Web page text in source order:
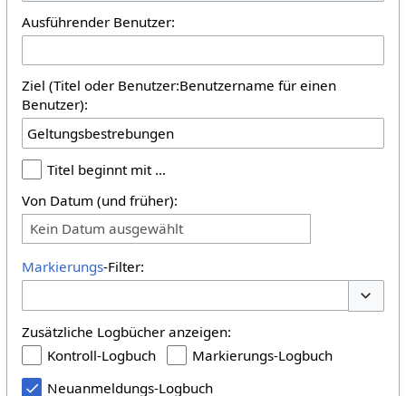
Ausführender Benutzer:
Ziel (Titel oder Benutzer:Benutzername für einen
Benutzer):
Titel beginnt mit …
Von Datum (und früher):
Kein Datum ausgewählt
Markierungs-Filter:
Zusätzliche Logbücher anzeigen:
Kontroll-Logbuch
Markierungs-Logbuch
Neuanmeldungs-Logbuch